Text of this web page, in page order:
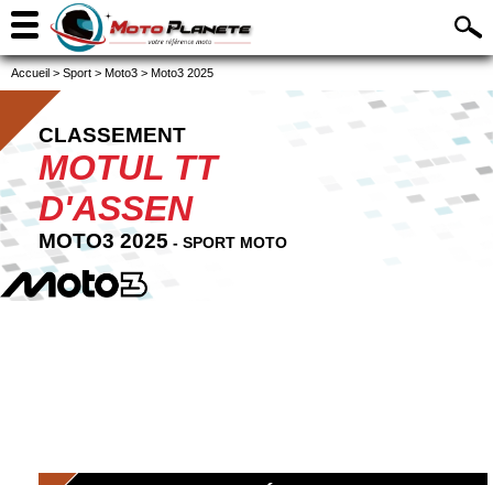
Accueil > Sport > Moto3 > Moto3 2025
CLASSEMENT
MOTUL TT
D'ASSEN
MOTO3 2025 - SPORT MOTO